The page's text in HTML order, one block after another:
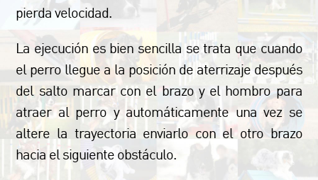
pierda velocidad.
La ejecución es bien sencilla se trata que cuando
el perro llegue a la posición de aterrizaje después
del salto marcar con el brazo y el hombro para
atraer al perro y automáticamente una vez se
altere la trayectoria enviarlo con el otro brazo
hacia el siguiente obstáculo.